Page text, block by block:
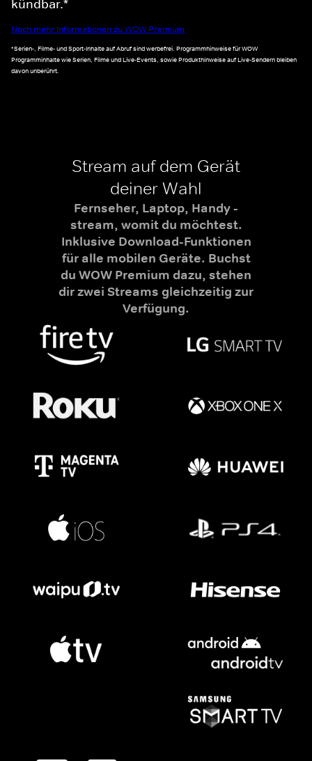
kündbar.*
Noch mehr Informationen zu WOW Premium
*Serien-, Filme- und Sport-Inhalte auf Abruf sind werbefrei. Programmhinweise für WOW
Programminhalte wie Serien, Filme und Live-Events, sowie Produkthinweise auf Live-Sendern bleiben
davon unberührt.
Stream auf dem Gerät
deiner Wahl
Fernseher, Laptop, Handy -
stream, womit du möchtest.
Inklusive Download-Funktionen
für alle mobilen Geräte. Buchst
du WOW Premium dazu, stehen
dir zwei Streams gleichzeitig zur
Verfügung.